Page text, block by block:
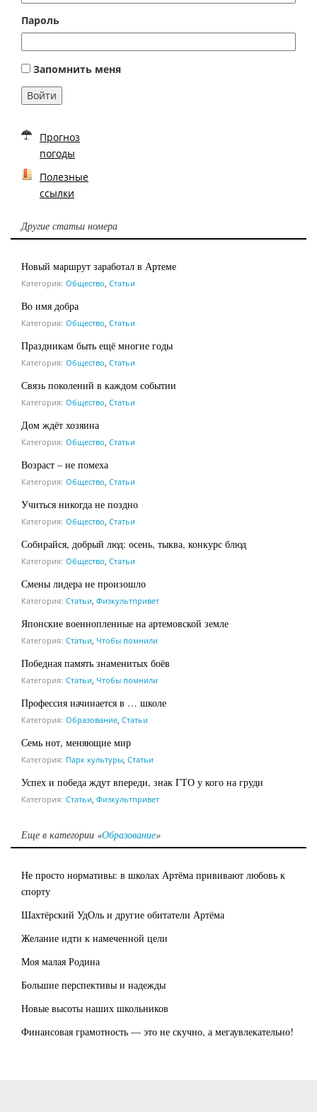
Пароль
Запомнить меня
Войти
Прогноз
погоды
Полезные
ссылки
Другие статьи номера
Новый маршрут заработал в Артеме
Категория: Общество Статьи
Во имя добра
Категория: Общество Статьи
Праздникам быть ещё многие годы
Категория: Общество Статьи
Связь поколений в каждом событии
Категория: Общество Статьи
Дом ждёт хозяина
Категория: Общество Статьи
Возраст – не помеха
Категория: Общество Статьи
Учиться никогда не поздно
Категория: Общество Статьи
Собирайся, добрый люд: осень, тыква, конкурс блюд
Категория: Общество Статьи
Смены лидера не произошло
Категория: Статьи Физкультпривет
Японские военнопленные на артемовской земле
Категория: Статьи Чтобы помнили
Победная память знаменитых боёв
Категория: Статьи Чтобы помнили
Профессия начинается в … школе
Категория: Образование Статьи
Семь нот, меняющие мир
Категория: Парк культуры Статьи
Успех и победа ждут впереди, знак ГТО у кого на груди
Категория: Статьи Физкультпривет
Еще в категории «Образование»
Не просто нормативы: в школах Артёма прививают любовь к
спорту
Шахтёрский УдОль и другие обитатели Артёма
Желание идти к намеченной цели
Моя малая Родина
Большие перспективы и надежды
Новые высоты наших школьников
Финансовая грамотность — это не скучно, а мегаувлекательно!